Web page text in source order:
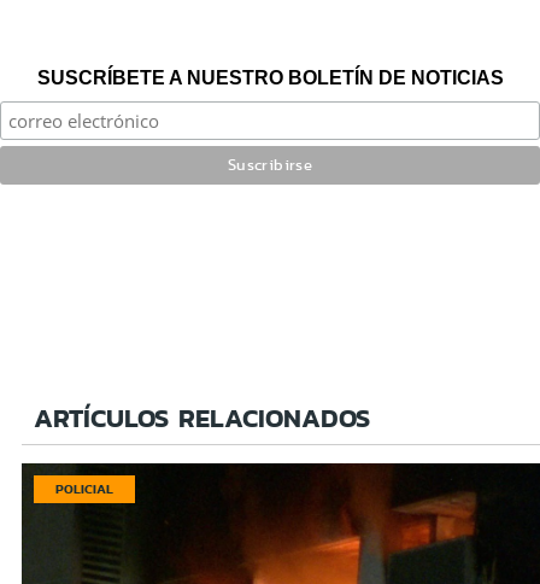
SUSCRÍBETE A NUESTRO BOLETÍN DE NOTICIAS
ARTÍCULOS RELACIONADOS
POLICIAL